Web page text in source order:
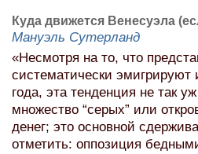
Куда движется Венесуэла
Мануэль Сутерланд
«Несмотря на то, что
систематически
года, эта тенденция не так
множество “серых” или
денег; это основной
отметить: оппозиция